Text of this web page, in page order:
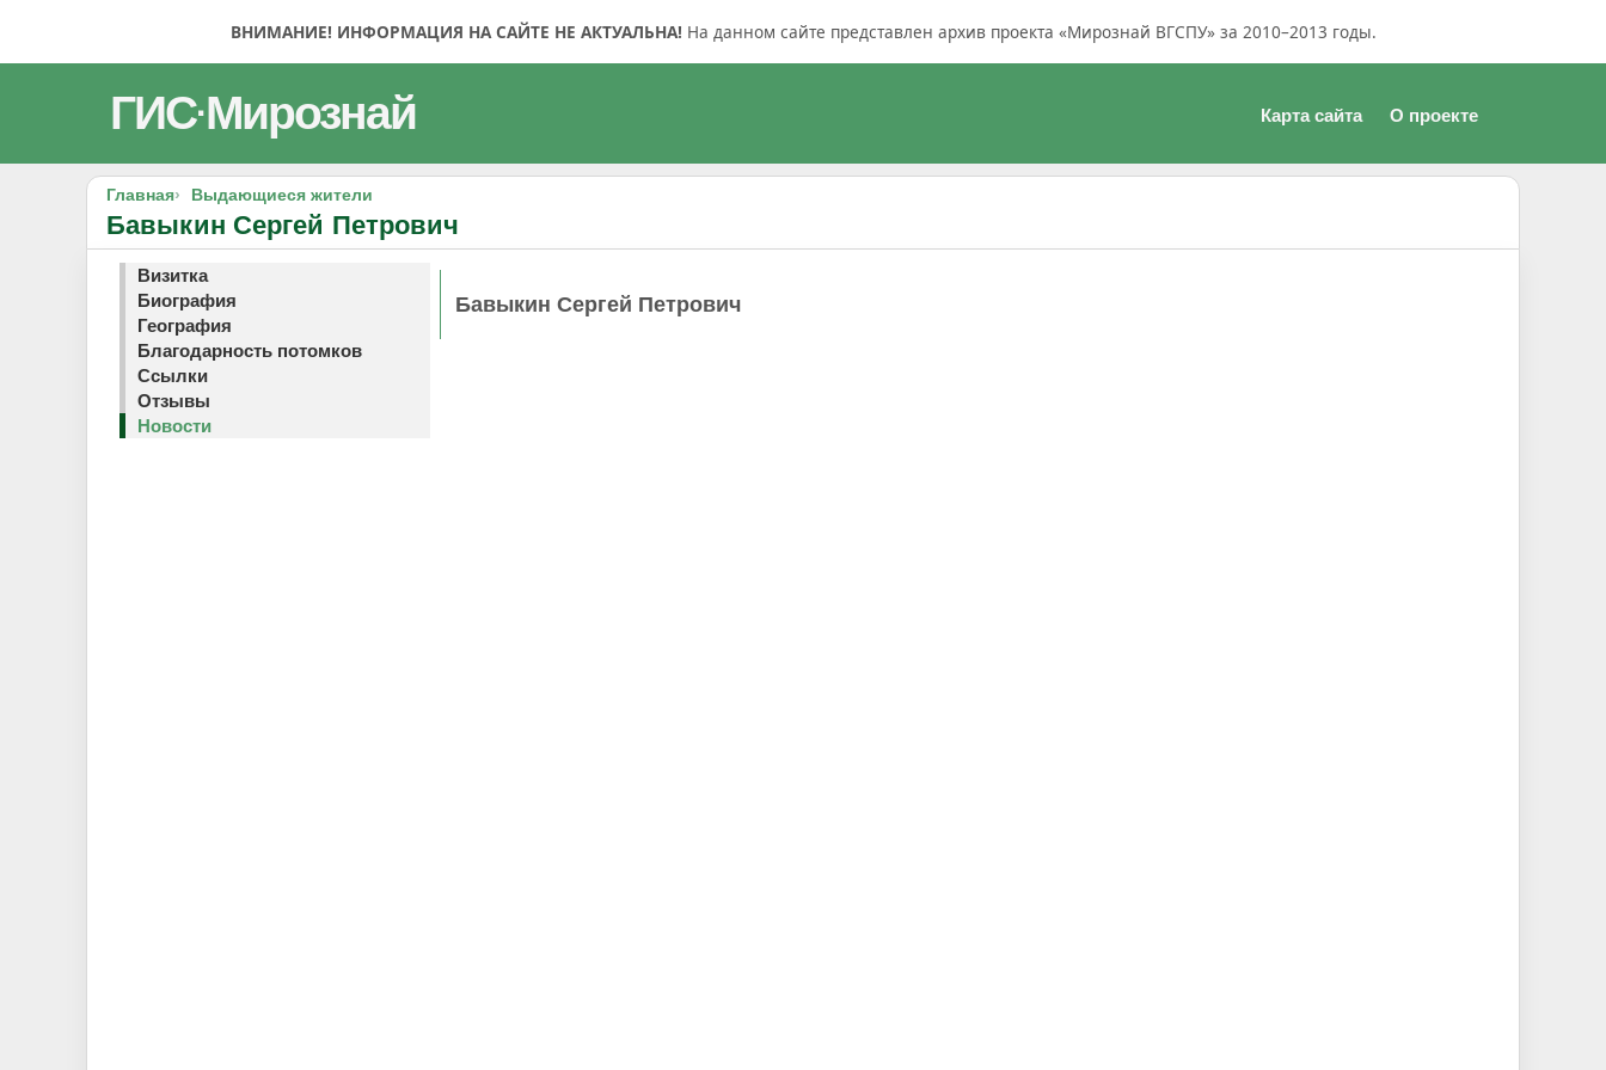
ВНИМАНИЕ! ИНФОРМАЦИЯ НА САЙТЕ НЕ АКТУАЛЬНА! На данном сайте представлен архив проекта «Мирознай ВГСПУ» за 2010–2013 годы.
ГИС·Мирознай Карта сайта О проекте
Главная Выдающиеся жители
Бавыкин Сергей Петрович
Визитка
Биография
География
Благодарность потомков
Ссылки
Отзывы
Новости
Бавыкин Сергей Петрович